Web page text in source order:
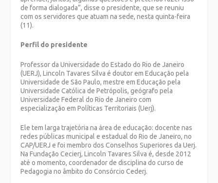
de forma dialogada”, disse o presidente, que se reuniu
com os servidores que atuam na sede, nesta quinta-feira
(11).
Perfil do presidente
Professor da Universidade do Estado do Rio de Janeiro
(UERJ), Lincoln Tavares Silva é doutor em Educação pela
Universidade de São Paulo, mestre em Educação pela
Universidade Católica de Petrópolis, geógrafo pela
Universidade Federal do Rio de Janeiro com
especialização em Políticas Territoriais (Uerj).
Ele tem larga trajetória na área de educação: docente nas
redes públicas municipal e estadual do Rio de Janeiro, no
CAP/UERJ e foi membro dos Conselhos Superiores da Uerj.
Na Fundação Cecierj, Lincoln Tavares Silva é, desde 2012
até o momento, coordenador de disciplina do curso de
Pedagogia no âmbito do Consórcio Cederj.